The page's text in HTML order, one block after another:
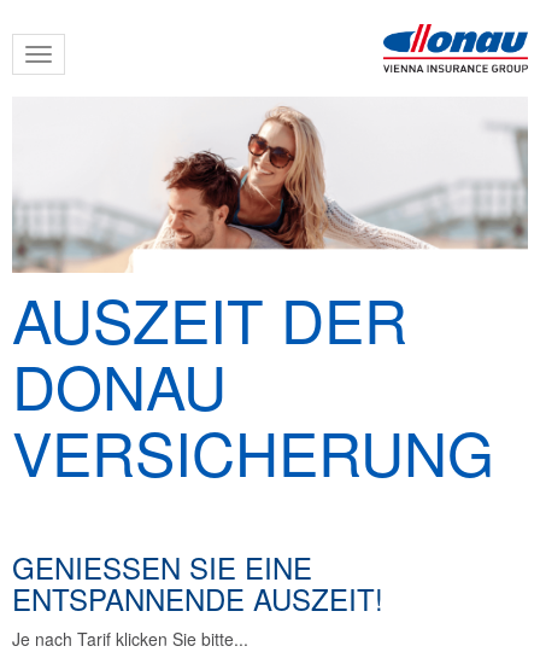
Skip
Toggle
navigation
AUSZEIT DER
DONAU
VERSICHERUNG
GENIESSEN SIE EINE E
NTSPANNENDE AUSZEIT!
Je nach Tarif klicken Sie bitte...